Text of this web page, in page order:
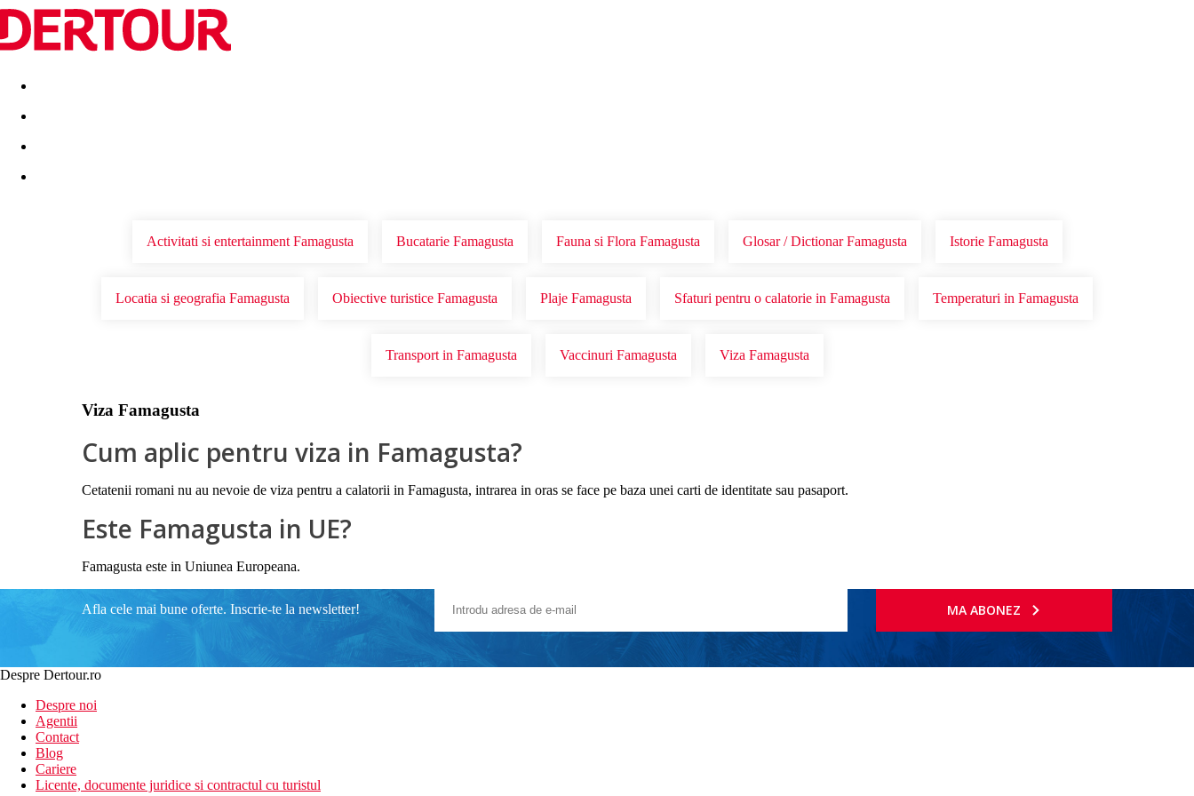
Destinatii Vacanta perfecta OFERTE DE NERATAT
Activitati si entertainment Famagusta Bucatarie Famagusta Fauna si Flora Famagusta Glosar / Dictionar Famagusta Istorie Famagusta
Locatia si geografia Famagusta Obiective turistice Famagusta Plaje Famagusta Sfaturi pentru o calatorie in Famagusta Temperaturi in Famagusta
Transport in Famagusta Vaccinuri Famagusta Viza Famagusta
Viza Famagusta
Cum aplic pentru viza in Famagusta?
Cetatenii romani nu au nevoie de viza pentru a calatorii in Famagusta, intrarea in oras se face pe baza unei carti de identitate sau pasaport.
Este Famagusta in UE?
Famagusta este in Uniunea Europeana.
Afla cele mai bune oferte. Inscrie-te la newsletter! MA ABONEZ
Despre Dertour.ro
Despre noi
Agentii
Contact
Blog
Cariere
Licente, documente juridice si contractul cu turistul